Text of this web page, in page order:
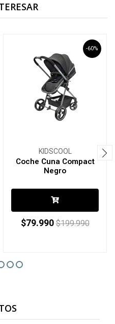
-60%
KIDSCOOL
Coche Cuna Compact
Negro
$79.990 $199.990